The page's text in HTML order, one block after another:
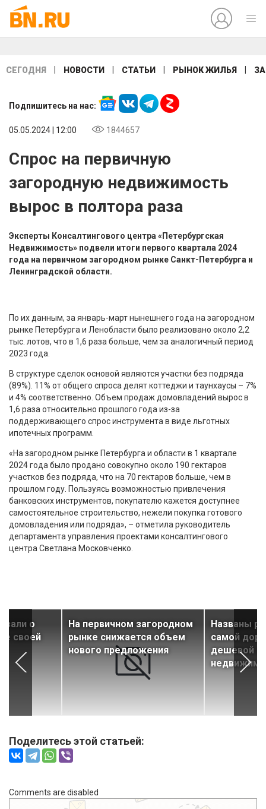
СЕГОДНЯ НОВОСТИ СТАТЬИ РЫНОК ЖИЛЬЯ
Подпишитесь на нас:
05.05.2024 | 12:00 1844657
Спрос на первичную
загородную недвижимость
вырос в полтора раза
Эксперты Консалтингового центра «Петербургская
Недвижимость» подвели итоги первого квартала 2024
года на первичном загородном рынке Санкт-Петербурга и
Ленинградской области.
По их данным, за январь-март нынешнего года на загородном
рынке Петербурга и Ленобласти было реализовано около 2,2
тыс. лотов, что в 1,6 раза больше, чем за аналогичный период
2023 года.
В структуре сделок основой являются участки без подряда
(89%). 11% от общего спроса делят коттеджи и таунхаусы – 7%
и 4% соответственно. Объем продаж домовладений вырос в
1,6 раза относительно прошлого года из-за
поддерживающего спрос инструмента в виде льготных
ипотечных программ.
«На загородном рынке Петербурга и области в 1 квартале
2024 года было продано совокупно около 190 гектаров
участков без подряда, что на 70 гектаров больше, чем в
прошлом году. Пользуясь возможностью привлечения
банковских инструментов, покупателю кажется доступнее
самостоятельное строительство, нежели покупка готового
домовладения или подряда», – отметила руководитель
департамента управления проектами консалтингового
центра Светлана Московченко.
о
своей
На первичном загородном
рынке снижается объем
нового предложения
Названы
самой
дешевой
Поделитесь этой статьей:
Comments are disabled